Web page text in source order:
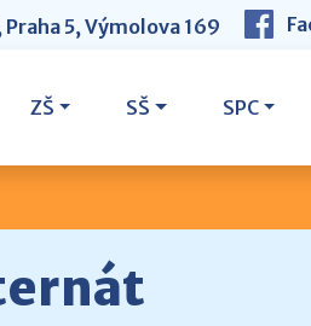
5, Výmolova 169
ZŠ SŠ SPC